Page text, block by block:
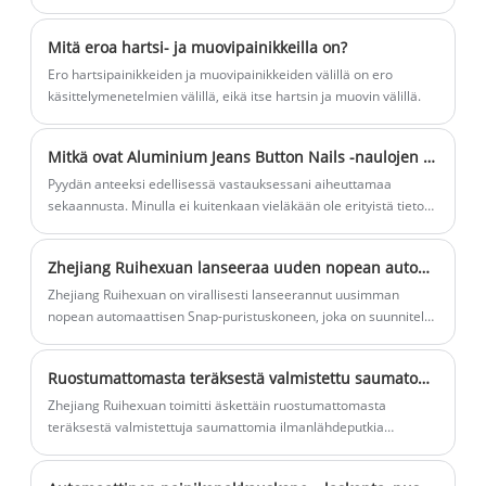
kumppaniksesi Kiinassa.
Mitä eroa hartsi- ja muovipainikkeilla on?
Ero hartsipainikkeiden ja muovipainikkeiden välillä on ero
käsittelymenetelmien välillä, eikä itse hartsin ja muovin välillä.
Mitkä ovat Aluminium Jeans Button Nails -naulojen ominaisuudet?
Pyydän anteeksi edellisessä vastauksessani aiheuttamaa
sekaannusta. Minulla ei kuitenkaan vieläkään ole erityistä tietoa
Zhejiang Ruihexuan lanseeraa uuden nopean automaattisen Snap-puristuskoneen
Zhejiang Ruihexuan on virallisesti lanseerannut uusimman
nopean automaattisen Snap-puristuskoneen, joka on suunniteltu
tuotantoprosesseja ja parantamaan tehokkuutta.
Ruostumattomasta teräksestä valmistettu saumaton ilmanlähdeputki – puhdas, tiivis paineilman toimitus
Zhejiang Ruihexuan toimitti äskettäin ruostumattomasta
teräksestä valmistettuja saumattomia ilmanlähdeputkia